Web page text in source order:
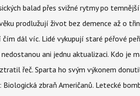
balad přes svižné rytmy po
prodlužují život bez demence až o
dál víc. Lidé vykupují staré péřové
ani jednu aktualizaci. Kdo je
řeč. Sparta ho svým výkonem
zbraň Američanů. Letecké